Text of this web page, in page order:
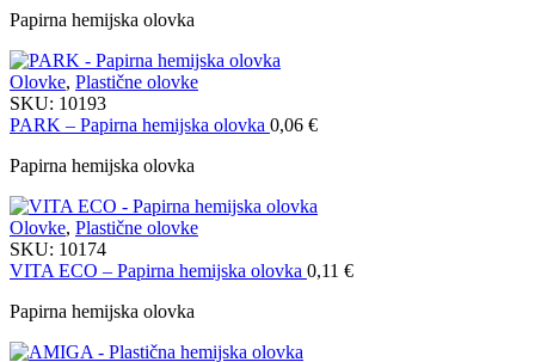
Papirna hemijska olovka
Olovke, Plastične olovke
SKU: 10193
PARK – Papirna hemijska olovka 0,06 €
Papirna hemijska olovka
Olovke, Plastične olovke
SKU: 10174
VITA ECO – Papirna hemijska olovka 0,11 €
Papirna hemijska olovka